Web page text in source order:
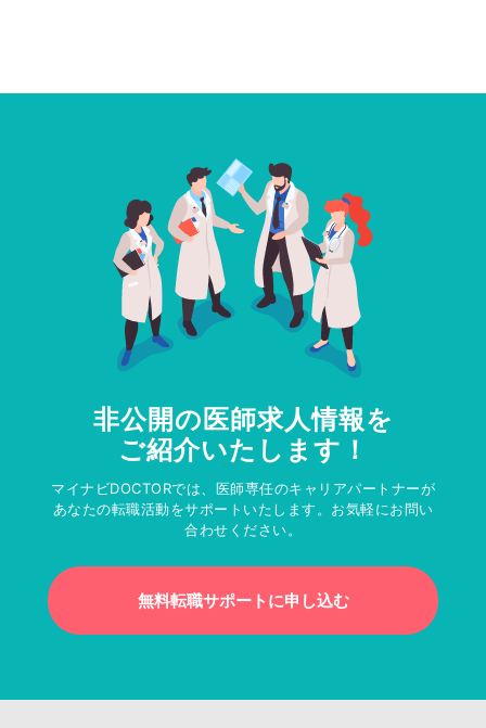
非公開の医師求人情報を
ご紹介いたします！
マイナビDOCTORでは、医師専任のキャリアパートナーが
あなたの転職活動をサポートいたします。お気軽にお問い
合わせください。
無料転職サポートに申し込む